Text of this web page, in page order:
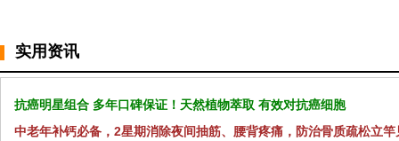
实用资讯
抗癌明星组合 多年口碑保证！天然植物萃取 有效对抗癌细胞
中老年补钙必备，2星期消除夜间抽筋、腰背疼痛，防治骨质疏松立竿